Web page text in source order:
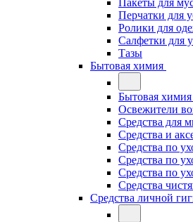
Пакеты для
Перчатки для
Ролики для
Салфетки для
Тазы
Бытовая химия
Бытовая химия
Освежители
Средства для
Средства и
Средства по
Средства по
Средства по
Средства
Средства личной